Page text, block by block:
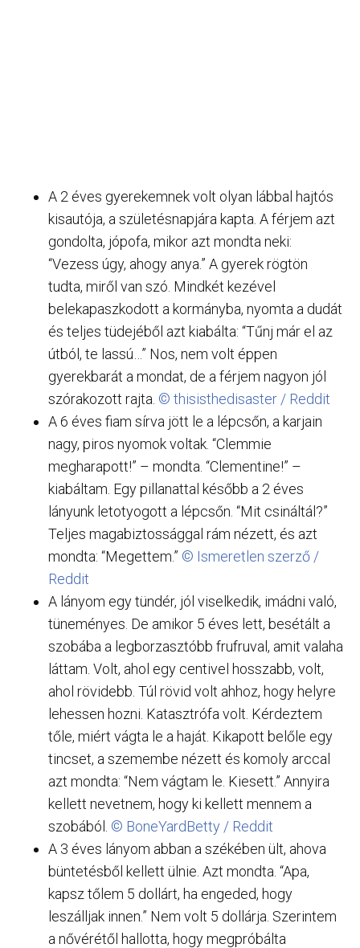
A 2 éves gyerekemnek volt olyan lábbal hajtós
kisautója, a születésnapjára kapta. A férjem azt
gondolta, jópofa, mikor azt mondta neki:
“Vezess úgy, ahogy anya.” A gyerek rögtön
tudta, miről van szó. Mindkét kezével
belekapaszkodott a kormányba, nyomta a dudát
és teljes tüdejéből azt kiabálta: “Tűnj már el az
útból, te lassú…” Nos, nem volt éppen
gyerekbarát a mondat, de a férjem nagyon jól
szórakozott rajta. © thisisthedisaster / Reddit
A 6 éves fiam sírva jött le a lépcsőn, a karjain
nagy, piros nyomok voltak. “Clemmie
megharapott!” – mondta. “Clementine!” –
kiabáltam. Egy pillanattal később a 2 éves
lányunk letotyogott a lépcsőn. “Mit csináltál?”
Teljes magabiztossággal rám nézett, és azt
mondta: “Megettem.” © Ismeretlen szerző /
Reddit
A lányom egy tündér, jól viselkedik, imádni való,
tüneményes. De amikor 5 éves lett, besétált a
szobába a legborzasztóbb frufruval, amit valaha
láttam. Volt, ahol egy centivel hosszabb, volt,
ahol rövidebb. Túl rövid volt ahhoz, hogy helyre
lehessen hozni. Katasztrófa volt. Kérdeztem
tőle, miért vágta le a haját. Kikapott belőle egy
tincset, a szemembe nézett és komoly arccal
azt mondta: “Nem vágtam le. Kiesett.” Annyira
kellett nevetnem, hogy ki kellett mennem a
szobából. © BoneYardBetty / Reddit
A 3 éves lányom abban a székében ült, ahova
büntetésből kellett ülnie. Azt mondta. “Apa,
kapsz tőlem 5 dollárt, ha engeded, hogy
leszálljak innen.” Nem volt 5 dollárja. Szerintem
a nővérétől hallotta, hogy megpróbálta